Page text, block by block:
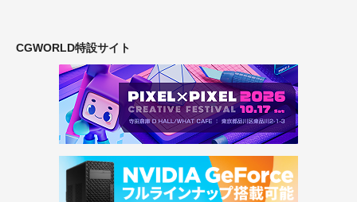
CGWORLD特設サイト